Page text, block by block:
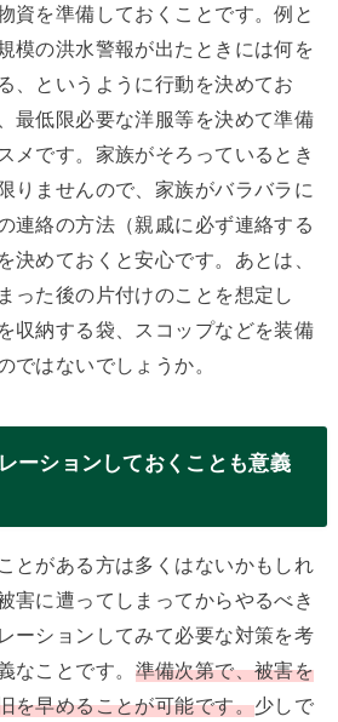
資を準備しておくことです。例と
模の洪水警報が出たときには何を
、というように行動を決めてお
最低限必要な洋服等を決めて準備
メです。家族がそろっているとき
りませんので、家族がバラバラに
連絡の方法（親戚に必ず連絡する
決めておくと安心です。あとは、
った後の片付けのことを想定し
収納する袋、スコップなどを装備
ではないでしょうか。
ーションしておくことも意義
とがある方は多くはないかもしれ
害に遭ってしまってからやるべき
ーションしてみて必要な対策を考
なことです。 準備次第で、被害を
を早めることが可能です。少しで